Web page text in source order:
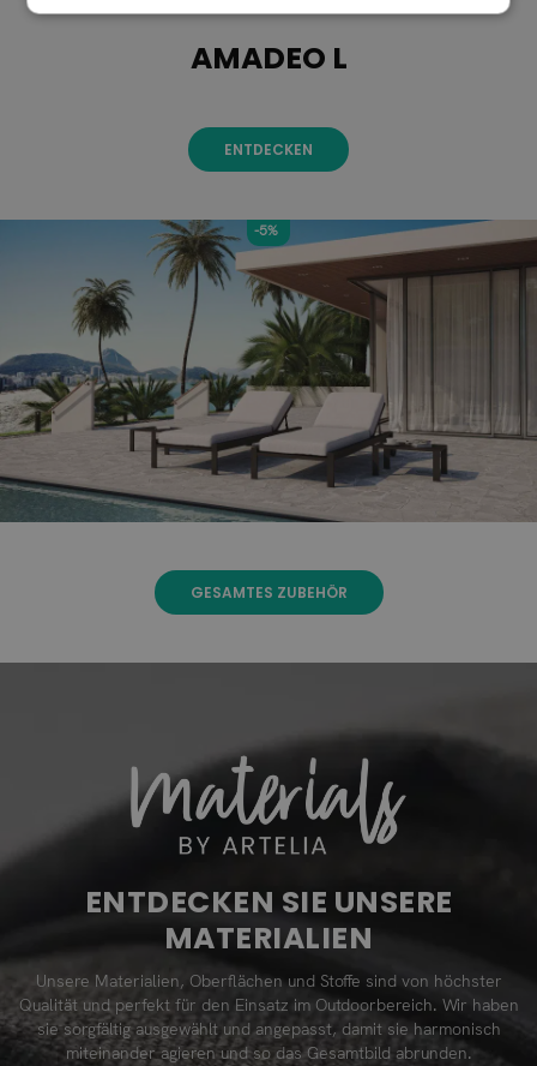
AMADEO L
ENTDECKEN
-5%
GESAMTES ZUBEHÖR
ENTDECKEN SIE UNSERE
MATERIALIEN
Unsere Materialien, Oberflächen und Stoffe sind von höchster
Qualität und perfekt für den Einsatz im Outdoorbereich. Wir haben
sie sorgfältig ausgewählt und angepasst, damit sie harmonisch
miteinander agieren und so das Gesamtbild abrunden.